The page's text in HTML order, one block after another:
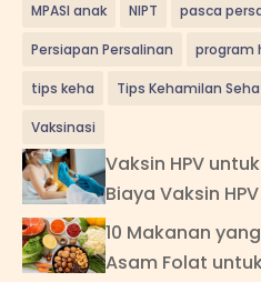
MPASI anak NIPT pasca
Persiapan Persalinan program
tips keha Tips Kehamilan
Vaksinasi
Vaksin HPV
Biaya Vaksin HPV
10 Makanan
Asam Folat